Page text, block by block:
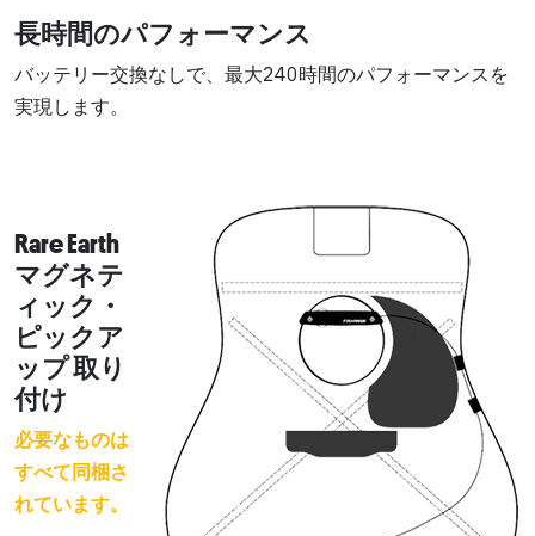
長時間のパフォーマンス
バッテリー交換なしで、最大240時間のパフォーマンスを
実現します。
Rare Earth
マグネテ
ィック・
ピックア
ップ 取り
付け
必要なものは
すべて同梱さ
れています。